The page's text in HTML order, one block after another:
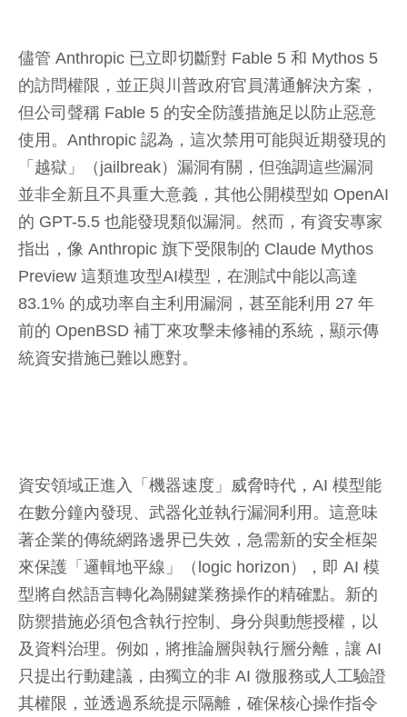
儘管 Anthropic 已立即切斷對 Fable 5 和 Mythos 5
的訪問權限，並正與川普政府官員溝通解決方案，
但公司聲稱 Fable 5 的安全防護措施足以防止惡意
使用。Anthropic 認為，這次禁用可能與近期發現的
「越獄」（jailbreak）漏洞有關，但強調這些漏洞
並非全新且不具重大意義，其他公開模型如 OpenAI
的 GPT-5.5 也能發現類似漏洞。然而，有資安專家
指出，像 Anthropic 旗下受限制的 Claude Mythos
Preview 這類進攻型AI模型，在測試中能以高達
83.1% 的成功率自主利用漏洞，甚至能利用 27 年
前的 OpenBSD 補丁來攻擊未修補的系統，顯示傳
統資安措施已難以應對。
資安領域正進入「機器速度」威脅時代，AI 模型能
在數分鐘內發現、武器化並執行漏洞利用。這意味
著企業的傳統網路邊界已失效，急需新的安全框架
來保護「邏輯地平線」（logic horizon），即 AI 模
型將自然語言轉化為關鍵業務操作的精確點。新的
防禦措施必須包含執行控制、身分與動態授權，以
及資料治理。例如，將推論層與執行層分離，讓 AI
只提出行動建議，由獨立的非 AI 微服務或人工驗證
其權限，並透過系統提示隔離，確保核心操作指令